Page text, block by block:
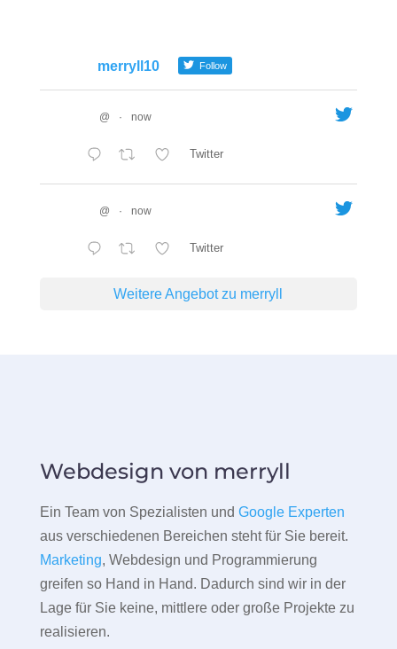
merryll10 Follow
@ · now
Twitter
@ · now
Twitter
Weitere Angebot zu merryll
Webdesign von merryll
Ein Team von Spezialisten und Google Experten
aus verschiedenen Bereichen steht für Sie bereit.
Marketing, Webdesign und Programmierung
greifen so Hand in Hand. Dadurch sind wir in der
Lage für Sie keine, mittlere oder große Projekte zu
realisieren.